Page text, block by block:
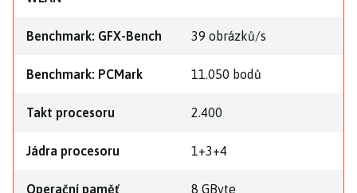
Benchmark: GFX-Bench 39 obrázků/s
Benchmark: PCMark 11.050 bodů
Takt procesoru 2.400
Jádra procesoru 1+3+4
Operační paměť 8 GByte